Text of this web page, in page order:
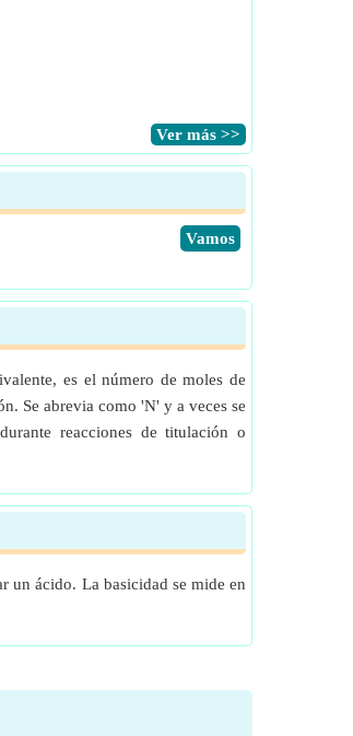
​Ver más >>
​Vamos
es el número de moles de
Se abrevia como 'N' y a veces se
reacciones de titulación o
un ácido. La basicidad se mide en